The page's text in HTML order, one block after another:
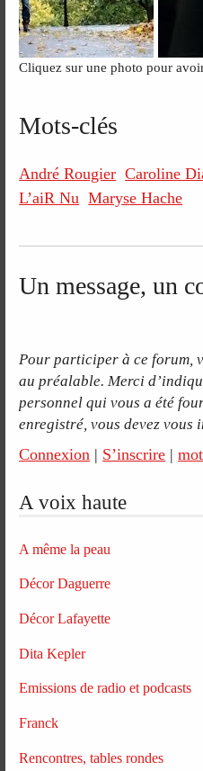
Cliquez sur une photo pour
Mots-clés
André Rougier Caroline
L’aiR Nu Maryse Hache
Un message, un
Pour participer à ce forum,
au préalable. Merci
personnel qui vous a été
enregistré, vous devez vous
Connexion | S’inscrire |
A voix haute
A même la peau
Décor Daguerre
Décor Lafayette
Dita Kepler
Emissions de radio et podcasts
Franck
Rencontres, tables rondes